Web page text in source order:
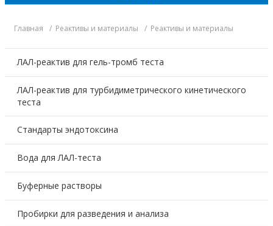
Главная Реактивы и материалы Реактивы и материалы
ЛАЛ-реактив для гель-тромб теста
ЛАЛ-реактив для турбидиметрического кинетического
теста
Стандарты эндотоксина
Вода для ЛАЛ-теста
Буферные растворы
Пробирки для разведения и анализа